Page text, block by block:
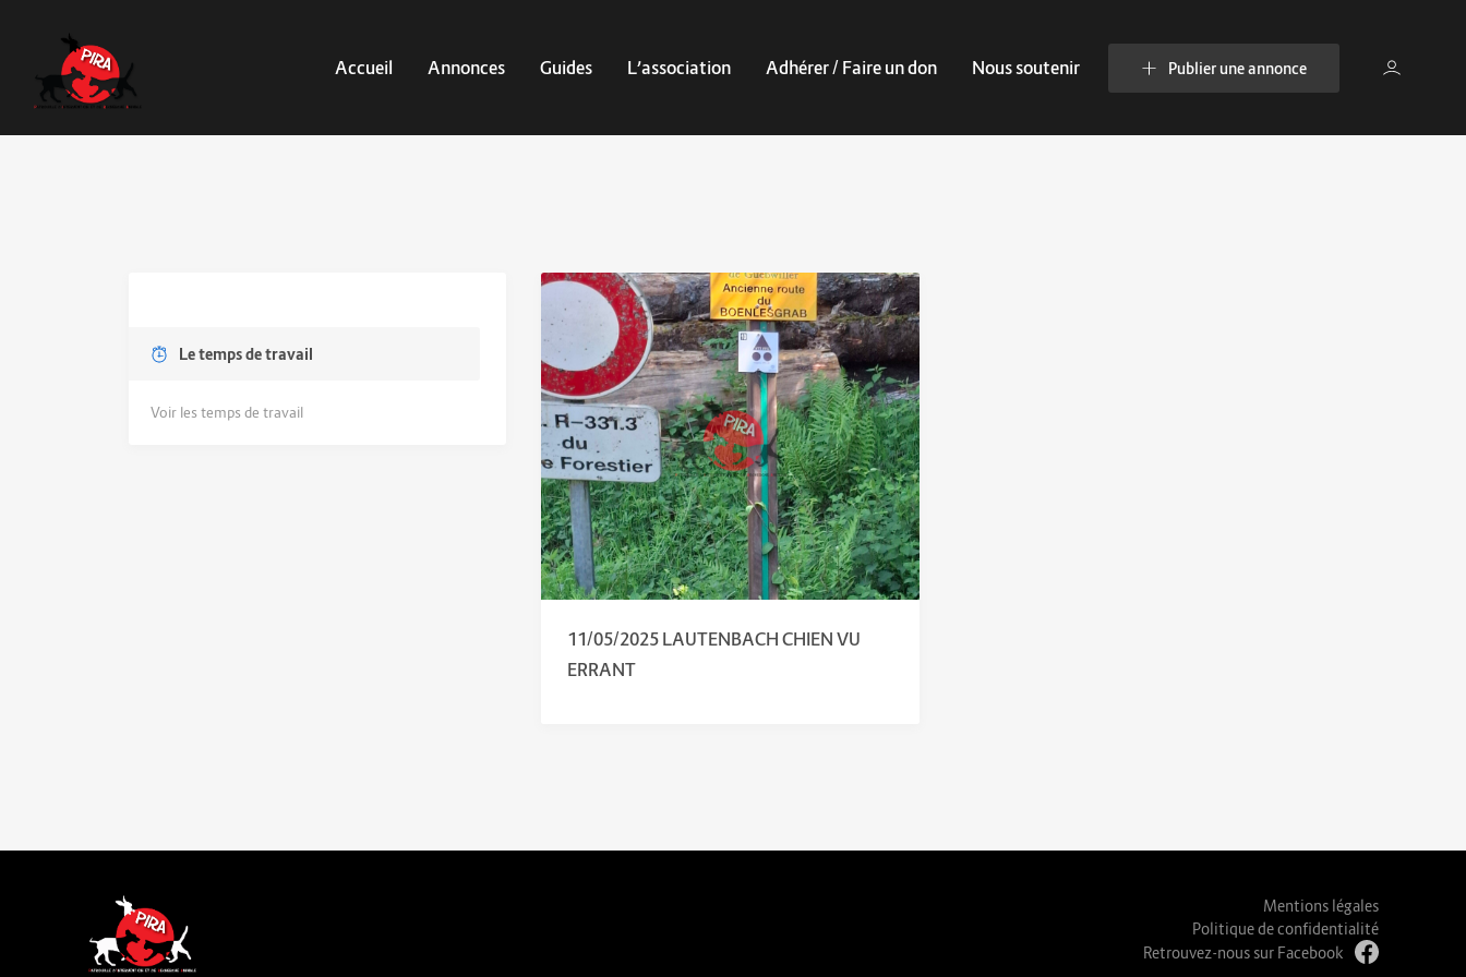
Accueil Annonces Guides L’association Adhérer / Faire un don Nous soutenir Publier une annonce
Le temps de travail
Voir les temps de travail
11/05/2025 LAUTENBACH CHIEN VU
ERRANT
Mentions légales
Politique de confidentialité
Retrouvez-nous sur Facebook